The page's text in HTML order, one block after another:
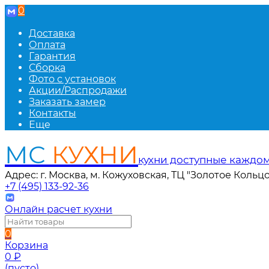
0
Доставка
Оплата
Гарантия
Сборка
Фото с установок
Акции/Распродажи
Заказать замер
Контакты
Еще
МС КУХНИ кухни доступные
Адрес: г. Москва, м. Кожуховская, ТЦ "Золотое
+7 (495) 133-92-36
Онлайн расчет кухни
0
Корзина
0 ₽